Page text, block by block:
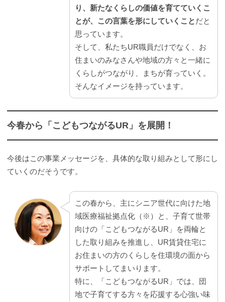
り、新たなくらしの価値を育てていくこ
とが、この言葉を形にしていくことだと
思っています。
そして、私たちUR職員だけでなく、お
住まいのみなさんや地域の方々と一緒に
くらしがつながり、まちが育っていく。
そんなイメージを持っています。
今春から「こどもつながるUR」を展開！
今後はこの事業メッセージを、具体的な取り組みとして形にし
ていくのだそうです。
この春から、主にシニア世代に向けた地
域医療福祉拠点化（※）と、子育て世帯
向けの「こどもつながるUR」を両輪と
した取り組みを推進し、UR賃貸住宅に
お住まいの方のくらしを住環境の面から
サポートしてまいります。
特に、「こどもつながるUR」では、団
地で子育てする方々を応援する心強い味